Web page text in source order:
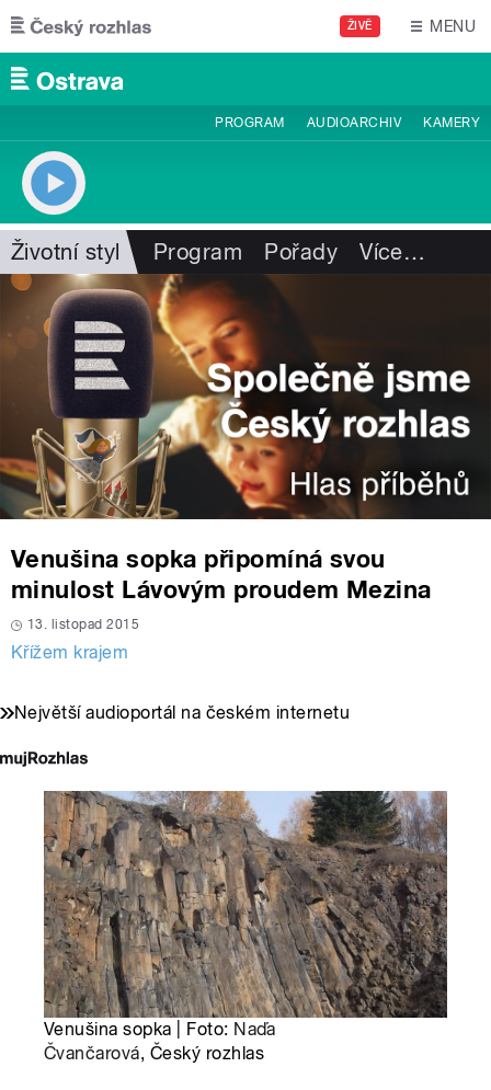
Přejít k hlavnímu obsahu
ŽIVĚ MENU
PROGRAM AUDIOARCHIV KAMERY
Životní styl Program Pořady Více…
Venušina sopka připomíná svou
minulost Lávovým proudem Mezina
13. listopad 2015
Křížem krajem
Největší audioportál na českém internetu
Venušina sopka | Foto: Naďa
Čvančarová, Český rozhlas